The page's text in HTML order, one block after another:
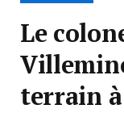
Le
terrain